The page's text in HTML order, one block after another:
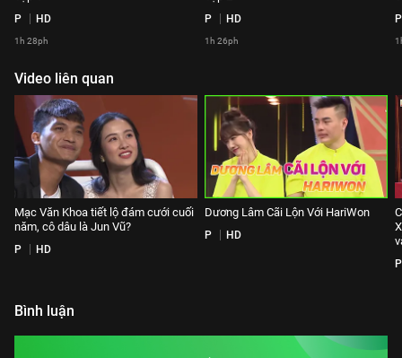
P HD
1h 28ph
P HD
1h 26ph
P
Video liên quan
Mạc Văn Khoa tiết lộ đám cưới cuối
năm, cô dâu là Jun Vũ?
P HD
Dương Lâm Cãi Lộn Với HariWon
P HD
P
Bình luận